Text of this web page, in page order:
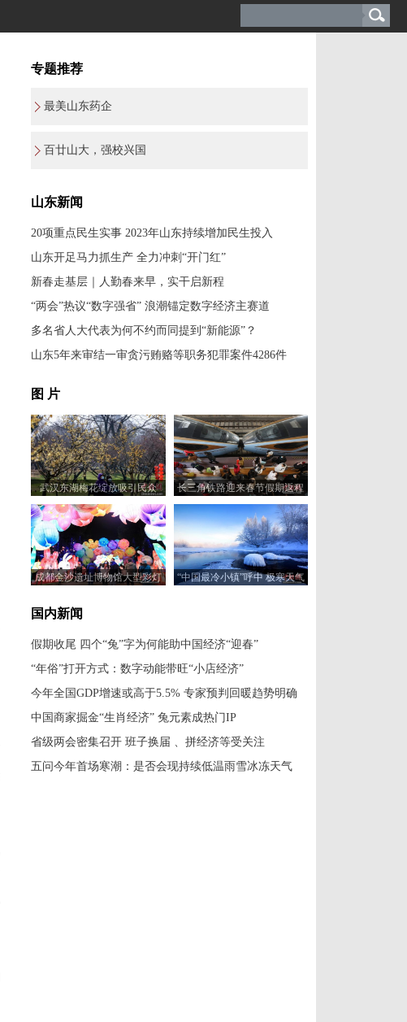
专题推荐
最美山东药企
百廿山大，强校兴国
山东新闻
20项重点民生实事 2023年山东持续增加民生投入
山东开足马力抓生产 全力冲刺“开门红”
新春走基层｜人勤春来早，实干启新程
“两会”热议“数字强省” 浪潮锚定数字经济主赛道
多名省人大代表为何不约而同提到“新能源”？
山东5年来审结一审贪污贿赂等职务犯罪案件4286件
图 片
武汉东湖梅花绽放吸引民众
长三角铁路迎来春节假期返程
客流
成都金沙遗址博物馆大型彩灯
“中国最冷小镇”呼中 极寒天气
国内新闻
假期收尾 四个“兔”字为何能助中国经济“迎春”
“年俗”打开方式：数字动能带旺“小店经济”
今年全国GDP增速或高于5.5% 专家预判回暖趋势明确
中国商家掘金“生肖经济” 兔元素成热门IP
省级两会密集召开 班子换届 、拼经济等受关注
五问今年首场寒潮：是否会现持续低温雨雪冰冻天气